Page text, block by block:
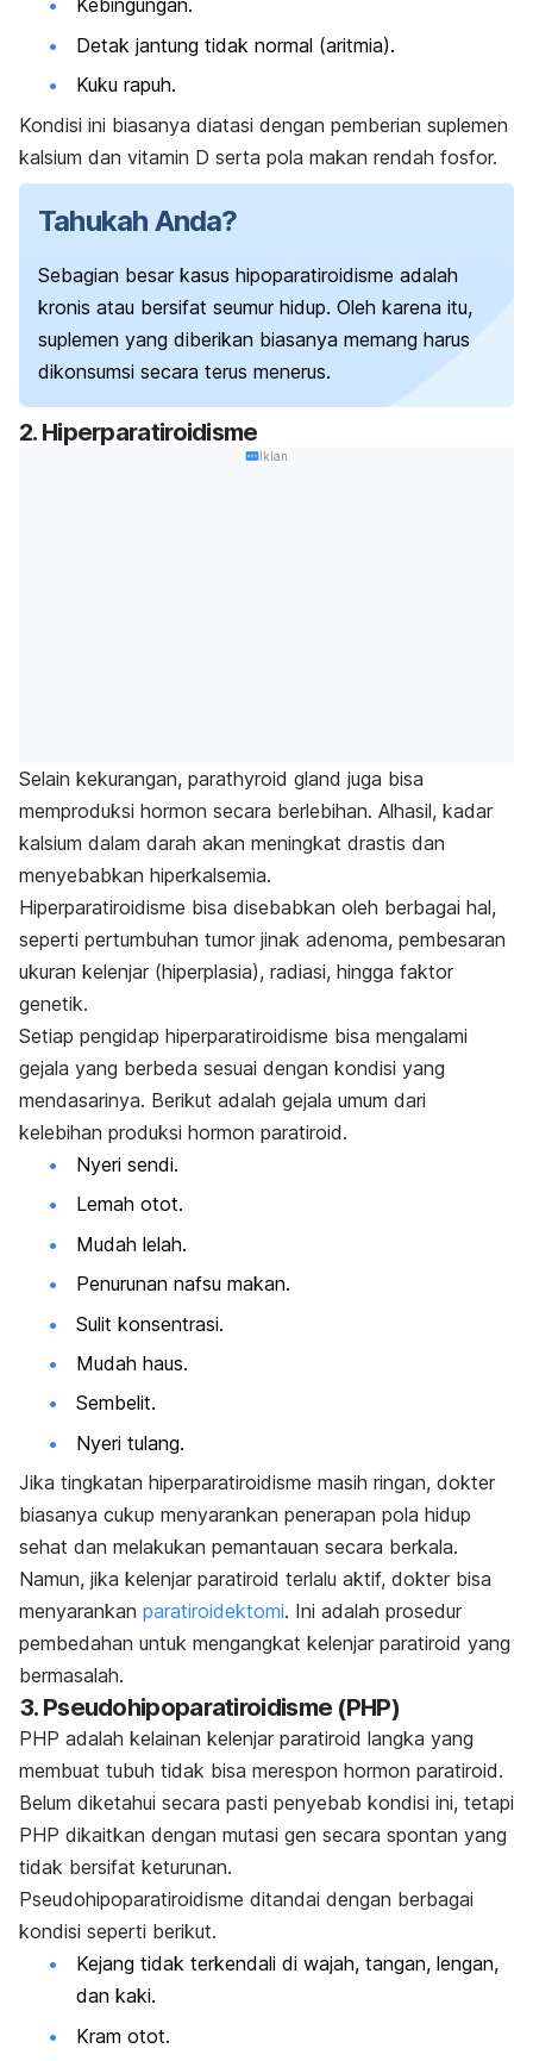
Kebingungan.
Detak jantung tidak normal (aritmia).
Kuku rapuh.
Kondisi ini biasanya diatasi dengan pemberian suplemen
kalsium dan vitamin D serta pola makan rendah fosfor.
Tahukah Anda?
Sebagian besar kasus hipoparatiroidisme adalah
kronis atau bersifat seumur hidup. Oleh karena itu,
suplemen yang diberikan biasanya memang harus
dikonsumsi secara terus menerus.
2. Hiperparatiroidisme
Iklan
Selain kekurangan, parathyroid gland juga bisa
memproduksi hormon secara berlebihan. Alhasil, kadar
kalsium dalam darah akan meningkat drastis dan
menyebabkan hiperkalsemia.
Hiperparatiroidisme bisa disebabkan oleh berbagai hal,
seperti pertumbuhan tumor jinak adenoma, pembesaran
ukuran kelenjar (hiperplasia), radiasi, hingga faktor
genetik.
Setiap pengidap hiperparatiroidisme bisa mengalami
gejala yang berbeda sesuai dengan kondisi yang
mendasarinya. Berikut adalah gejala umum dari
kelebihan produksi hormon paratiroid.
Nyeri sendi.
Lemah otot.
Mudah lelah.
Penurunan nafsu makan.
Sulit konsentrasi.
Mudah haus.
Sembelit.
Nyeri tulang.
Jika tingkatan hiperparatiroidisme masih ringan, dokter
biasanya cukup menyarankan penerapan pola hidup
sehat dan melakukan pemantauan secara berkala.
Namun, jika kelenjar paratiroid terlalu aktif, dokter bisa
menyarankan paratiroidektomi. Ini adalah prosedur
pembedahan untuk mengangkat kelenjar paratiroid yang
bermasalah.
3. Pseudohipoparatiroidisme (PHP)
PHP adalah kelainan kelenjar paratiroid langka yang
membuat tubuh tidak bisa merespon hormon paratiroid.
Belum diketahui secara pasti penyebab kondisi ini, tetapi
PHP dikaitkan dengan mutasi gen secara spontan yang
tidak bersifat keturunan.
Pseudohipoparatiroidisme ditandai dengan berbagai
kondisi seperti berikut.
Kejang tidak terkendali di wajah, tangan, lengan,
dan kaki.
Kram otot.